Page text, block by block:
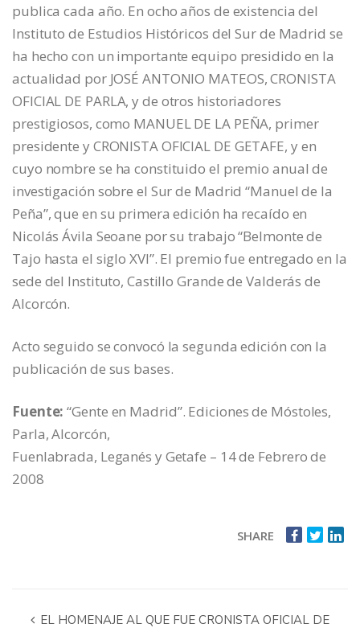
publica cada año. En ocho años de existencia del
lnstituto de Estudios Históricos del Sur de Madrid se
ha hecho con un importante equipo presidido en la
actualidad por JOSÉ ANTONIO MATEOS, CRONISTA
OFICIAL DE PARLA, y de otros historiadores
prestigiosos, como MANUEL DE LA PEÑA, primer
presidente y CRONISTA OFICIAL DE GETAFE, y en
cuyo nombre se ha constituido el premio anual de
investigación sobre el Sur de Madrid “Manuel de la
Peña”, que en su primera edición ha recaído en
Nicolás Ávila Seoane por su trabajo “Belmonte de
Tajo hasta el siglo XVI”. El premio fue entregado en la
sede del Instituto, Castillo Grande de Valderás de
Alcorcón.
Acto seguido se convocó la segunda edición con la
publicación de sus bases.
Fuente: “Gente en Madrid”. Ediciones de Móstoles,
Parla, Alcorcón,
Fuenlabrada, Leganés y Getafe – 14 de Febrero de
2008
SHARE
EL HOMENAJE AL QUE FUE CRONISTA OFICIAL DE